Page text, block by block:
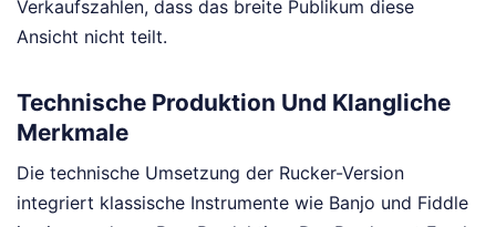
Verkaufszahlen, dass das breite Publikum diese
Ansicht nicht teilt.
Technische Produktion Und Klangliche
Merkmale
Die technische Umsetzung der Rucker-Version
integriert klassische Instrumente wie Banjo und Fiddle